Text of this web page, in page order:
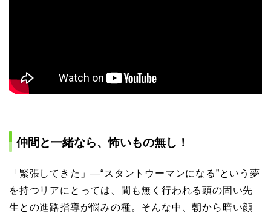
仲間と一緒なら、怖いもの無し！
「緊張してきた」—“スタントウーマンになる”という夢
を持つリアにとっては、間も無く行われる頭の固い先
生との進路指導が悩みの種。そんな中、朝から暗い顔